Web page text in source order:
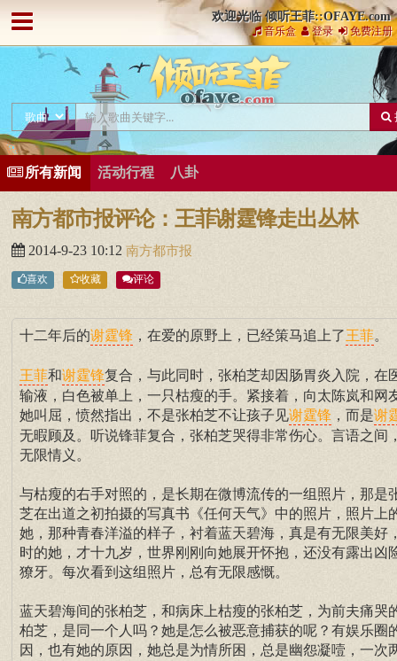
欢迎光临 倾听王菲::OFAYE.com
音乐盒 登录 免费注册
所有新闻 活动行程 八卦
南方都市报评论：王菲谢霆锋走出丛林
2014-9-23 10:12 南方都市报
喜欢 收藏 评论
十二年后的谢霆锋 ，在爱的原野上，已经策马追上了王菲。
王菲和谢霆锋复合，与此同时，张柏芝却因肠胃炎入院，在
输液，白色被单上，一只枯瘦的手。紧接着，向太陈岚和网
她叫屈，愤然指出，不是张柏芝不让孩子见谢霆锋 ，而是谢
无暇顾及。听说锋菲复合，张柏芝哭得非常伤心。言语之间
无限情义。
与枯瘦的右手对照的，是长期在微博流传的一组照片，那是
芝在出道之初拍摄的写真书《任何天气》中的照片，照片上
她，那种青春洋溢的样子，衬着蓝天碧海，真是有无限美好
时的她，才十九岁，世界刚刚向她展开怀抱，还没有露出凶
獠牙。每次看到这组照片，总有无限感慨。
蓝天碧海间的张柏芝，和病床上枯瘦的张柏芝，为前夫痛哭
柏芝，是同一个人吗？她是怎么被恶意捕获的呢？有娱乐圈
因，也有她的原因，她总是为情所困，总是幽怨凝噎，一次